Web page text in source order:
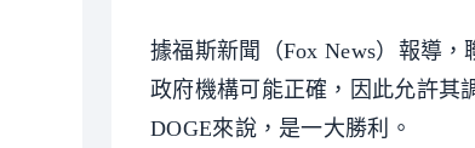
據福斯新聞（Fox News）報導
政府機構可能正確，因此允許其
DOGE來說，是一大勝利。